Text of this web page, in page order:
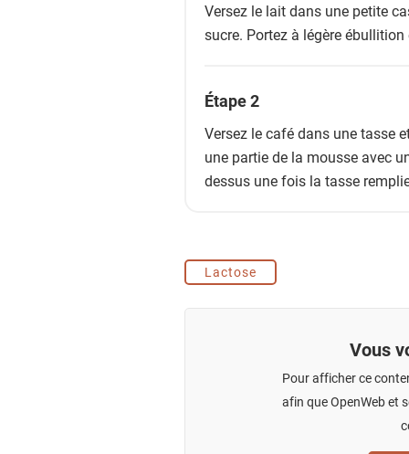
Versez le lait dans une petite
sucre. Portez à légère
Étape 2
Versez le café dans une tasse
une partie de la mousse avec
dessus une fois la tasse
Lactose
Vous
Pour afficher ce
afin que OpenWeb et